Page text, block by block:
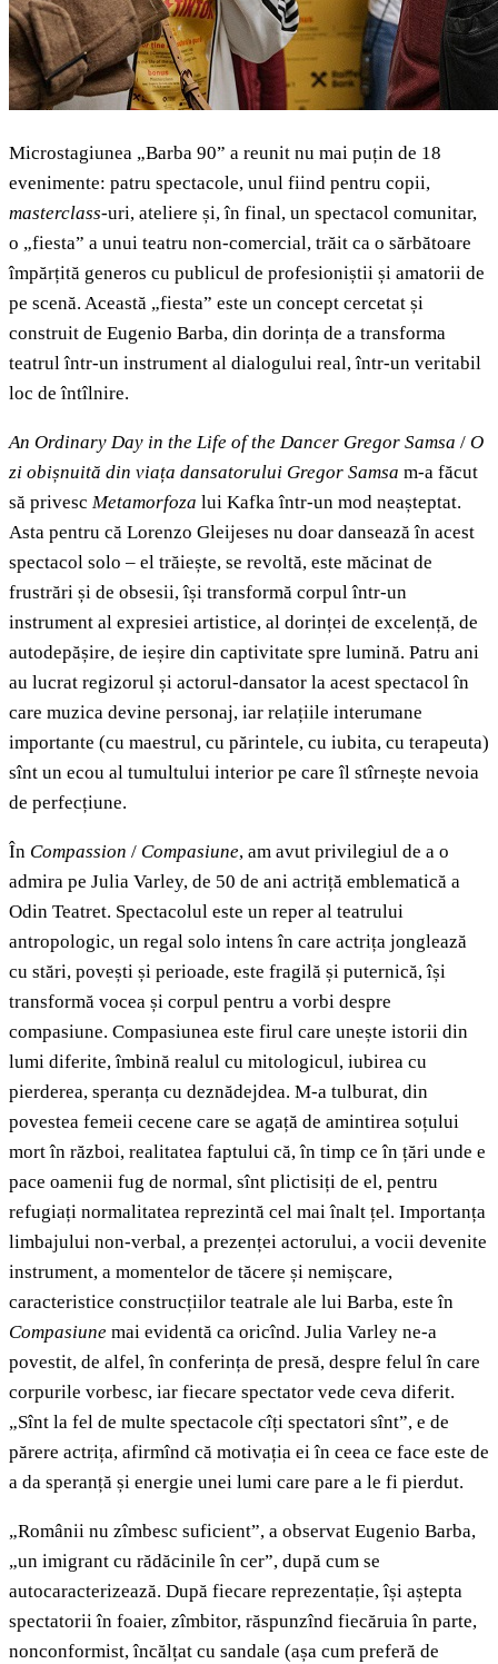
Microstagiunea „Barba 90” a reunit nu mai puțin de 18
evenimente: patru spectacole, unul fiind pentru copii,
masterclass-uri, ateliere și, în final, un spectacol comunitar,
o „fiesta” a unui teatru non-comercial, trăit ca o sărbătoare
împărțită generos cu publicul de profesioniștii și amatorii de
pe scenă. Această „fiesta” este un concept cercetat și
construit de Eugenio Barba, din dorința de a transforma
teatrul într-un instrument al dialogului real, într-un veritabil
loc de întîlnire.
An Ordinary Day in the Life of the Dancer Gregor Samsa / O
zi obișnuită din viața dansatorului Gregor Samsa m-a făcut
să privesc Metamorfoza lui Kafka într-un mod neașteptat.
Asta pentru că Lorenzo Gleijeses nu doar dansează în acest
spectacol solo – el trăiește, se revoltă, este măcinat de
frustrări și de obsesii, își transformă corpul într-un
instrument al expresiei artistice, al dorinței de excelență, de
autodepășire, de ieșire din captivitate spre lumină. Patru ani
au lucrat regizorul și actorul-dansator la acest spectacol în
care muzica devine personaj, iar relațiile interumane
importante (cu maestrul, cu părintele, cu iubita, cu terapeuta)
sînt un ecou al tumultului interior pe care îl stîrnește nevoia
de perfecțiune.
În Compassion / Compasiune, am avut privilegiul de a o
admira pe Julia Varley, de 50 de ani actriță emblematică a
Odin Teatret. Spectacolul este un reper al teatrului
antropologic, un regal solo intens în care actrița jonglează
cu stări, povești și perioade, este fragilă și puternică, își
transformă vocea și corpul pentru a vorbi despre
compasiune. Compasiunea este firul care unește istorii din
lumi diferite, îmbină realul cu mitologicul, iubirea cu
pierderea, speranța cu deznădejdea. M-a tulburat, din
povestea femeii cecene care se agață de amintirea soțului
mort în război, realitatea faptului că, în timp ce în țări unde e
pace oamenii fug de normal, sînt plictisiți de el, pentru
refugiați normalitatea reprezintă cel mai înalt țel. Importanța
limbajului non-verbal, a prezenței actorului, a vocii devenite
instrument, a momentelor de tăcere și nemișcare,
caracteristice construcțiilor teatrale ale lui Barba, este în
Compasiune mai evidentă ca oricînd. Julia Varley ne-a
povestit, de alfel, în conferința de presă, despre felul în care
corpurile vorbesc, iar fiecare spectator vede ceva diferit.
„Sînt la fel de multe spectacole cîți spectatori sînt”, e de
părere actrița, afirmînd că motivația ei în ceea ce face este de
a da speranță și energie unei lumi care pare a le fi pierdut.
„Românii nu zîmbesc suficient”, a observat Eugenio Barba,
„un imigrant cu rădăcinile în cer”, după cum se
autocaracterizează. După fiecare reprezentație, își aștepta
spectatorii în foaier, zîmbitor, răspunzînd fiecăruia în parte,
nonconformist, încălțat cu sandale (așa cum preferă de